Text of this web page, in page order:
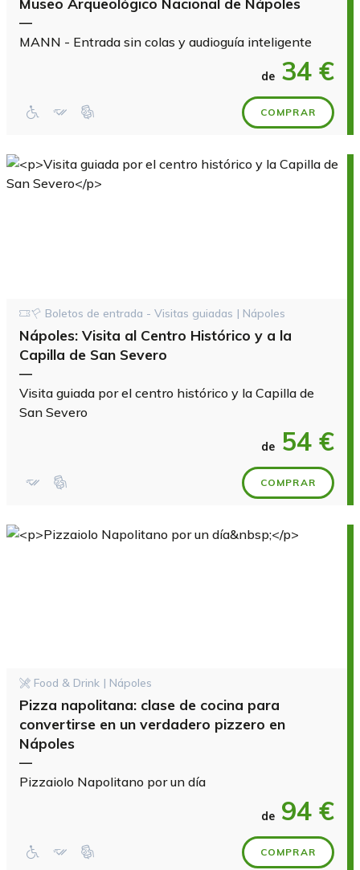
—
MANN - Entrada sin colas y audioguía inteligente
de 34 €
COMPRAR
Boletos de entrada - Visitas guiadas | Nápoles
Nápoles: Visita al Centro Histórico y a la
Capilla de San Severo
—
Visita guiada por el centro histórico y la Capilla de
San Severo
de 54 €
COMPRAR
Food & Drink | Nápoles
Pizza napolitana: clase de cocina para
convertirse en un verdadero pizzero en
Nápoles
—
Pizzaiolo Napolitano por un día
de 94 €
COMPRAR